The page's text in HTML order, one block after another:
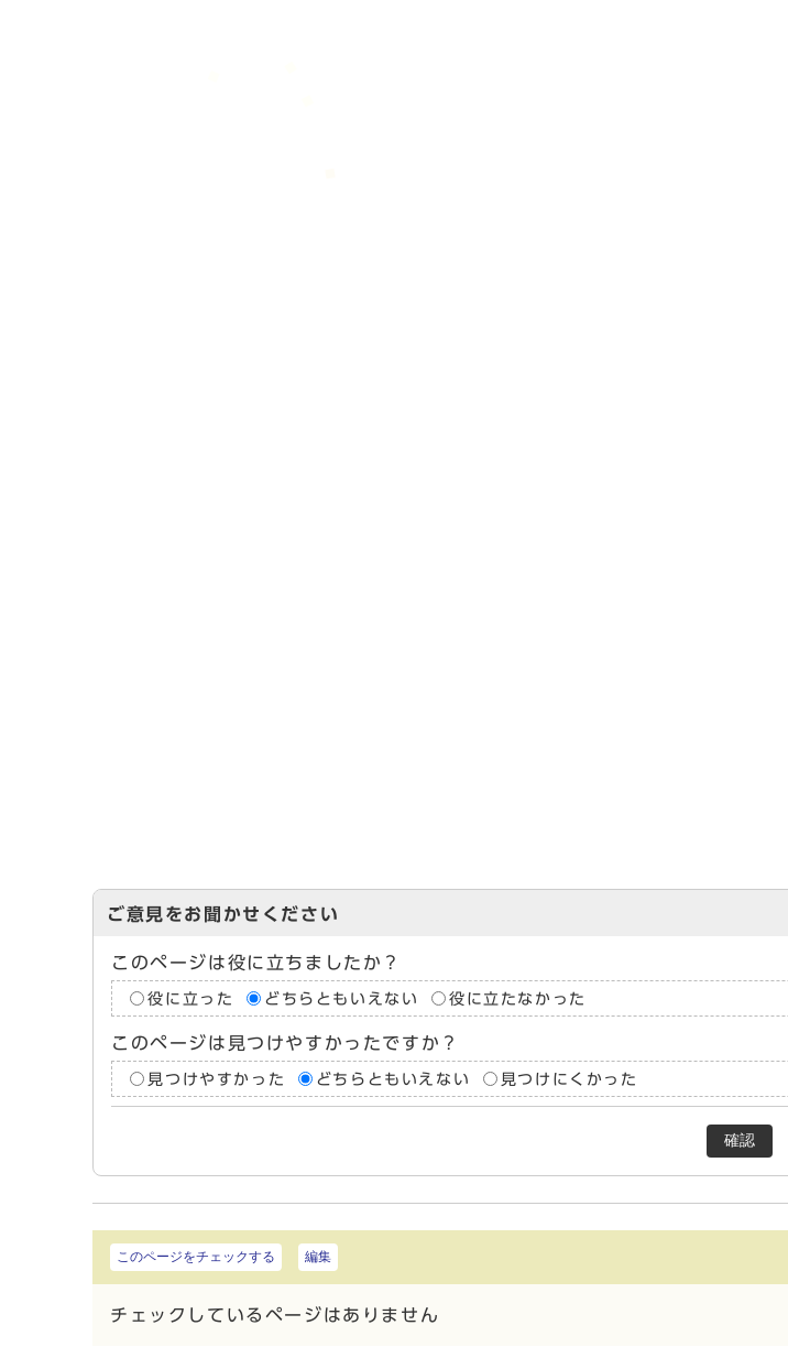
ご意見をお聞かせください
このページは役に立ちましたか？
役に立った どちらともいえない 役に立たなかった
このページは見つけやすかったですか？
見つけやすかった どちらともいえない 見つけにくかった
確認
このページをチェックする 編集
チェックしているページはありません